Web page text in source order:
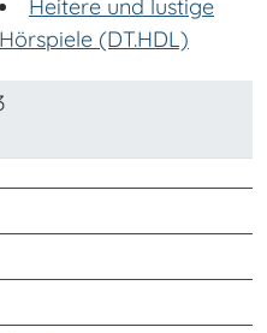
Heitere und lustige
Hörspiele (DT.HDL)